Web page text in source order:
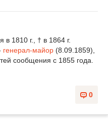
в 1810 г., † в 1864 г.
генерал-майор (8.09.1859),
сообщения с 1855 года.
0